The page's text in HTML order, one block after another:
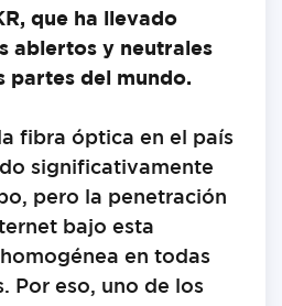
que ha llevado
abiertos y neutrales
partes del mundo.
fibra óptica en el país
significativamente
pero la penetración
bajo esta
en todas
Por eso, uno de los